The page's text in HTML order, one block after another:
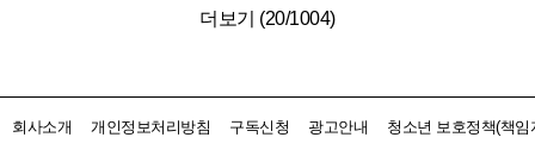
더보기 (20/1004)
회사소개 개인정보처리방침 구독신청 광고안내 청소년 보호정책(책임